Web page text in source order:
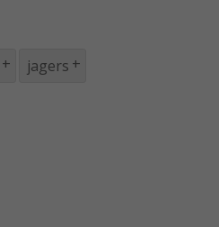
jagers